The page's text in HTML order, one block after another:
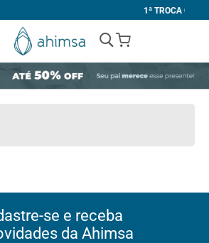
1ª TROCA GRÁTIS
My Cart
se e receba
da Ahimsa